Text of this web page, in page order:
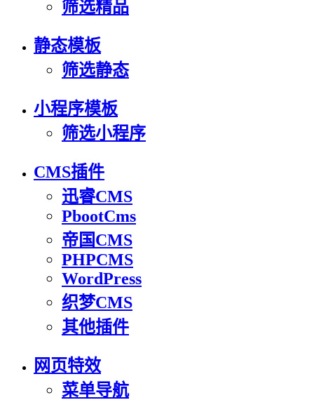
筛选精品
静态模板
筛选静态
小程序模板
筛选小程序
CMS插件
迅睿CMS
PbootCms
帝国CMS
PHPCMS
WordPress
织梦CMS
其他插件
网页特效
菜单导航